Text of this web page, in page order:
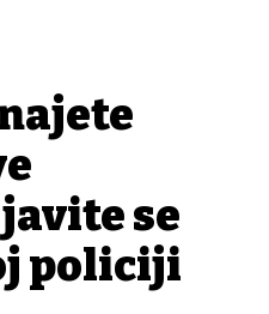
se
policiji